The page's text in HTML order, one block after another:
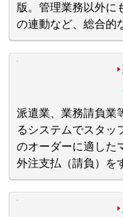
版。管理業務以外に
の連動など、総合的
派遣業、業務請負業
るシステムでスタッ
のオーダーに適した
外注支払（請負）を